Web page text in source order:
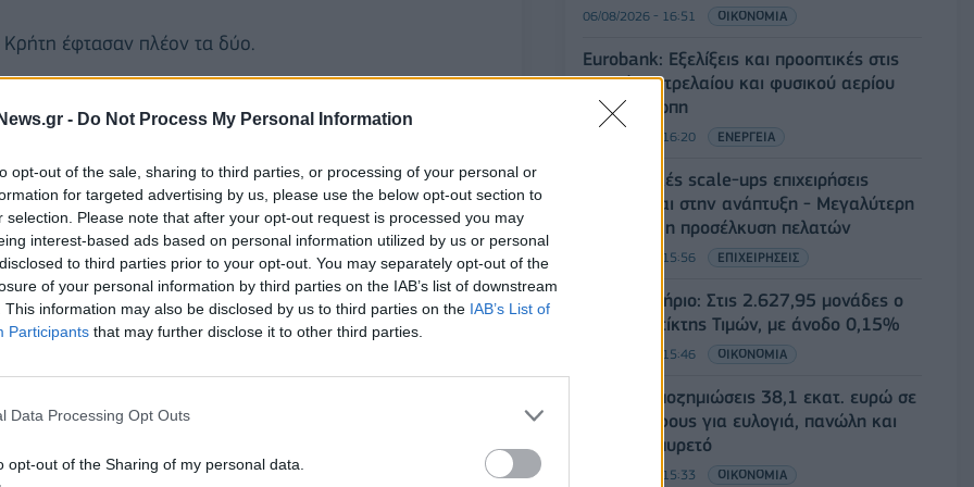
- Do Not Process My Personal Information
opt-out of the sale, sharing to third parties, or processing of your personal or
for targeted advertising by us, please use the below opt-out section to
selection. Please note that after your opt-out request is processed you may
interest-based ads based on personal information utilized by us or personal
to third parties prior to your opt-out. You may separately opt-out of the
of your personal information by third parties on the IAB’s list of downstream
This information may also be disclosed by us to third parties on the IAB’s List of
Participants that may further disclose it to other third parties.
Data Processing Opt Outs
opt-out of the Sharing of my personal data.
έφτασαν πλέον τα δύο.
κορονοϊό στην Μονάδα Covid-19 στο
έδειξαν ότι έχει προσβληθεί από τον ιό και η
που επίσης παρουσίασε συμπτώματα της
38χρονη είχαν ταξιδέψει πρόσφατα στο
χαρακτηρίζονται ήπια.
06/08/2026 - 16:51 ΟΙΚΟΝΟΜΙΑ
Eurobank: Εξελίξεις και προοπτικές στις
αγορές πετρελαίου και φυσικού αερίου
στην Ευρώπη
06/08/2026 - 16:20 ΕΝΕΡΓΕΙΑ
Οι ελληνικές scale-ups επιχειρήσεις
στρέφονται στην ανάπτυξη - Μεγαλύτερη
πρόκληση η προσέλκυση πελατών
06/08/2026 - 15:56 ΕΠΙΧΕΙΡΗΣΕΙΣ
Χρηματιστήριο: Στις 2.627,95 μονάδες ο
Γενικός Δείκτης Τιμών, με άνοδο 0,15%
06/08/2026 - 15:46 ΟΙΚΟΝΟΜΙΑ
ΥΠΑΑΤ: Αποζημιώσεις 38,1 εκατ. ευρώ σε
κτηνοτρόφους για ευλογιά, πανώλη και
αφθώδη πυρετό
06/08/2026 - 15:33 ΟΙΚΟΝΟΜΙΑ